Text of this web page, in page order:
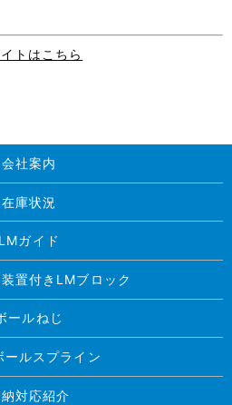
トはこちら
会社案内
在庫状況
LMガイド
置付きLMブロック
ールねじ
ールスプライン
対応紹介